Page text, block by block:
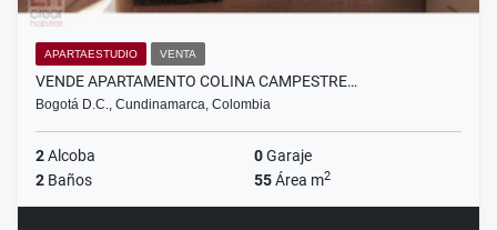
APARTAESTUDIO VENTA
VENDE APARTAMENTO COLINA CAMPESTRE…
Bogotá D.C., Cundinamarca, Colombia
2Alcoba 0Garaje
2 Baños 55Área m2